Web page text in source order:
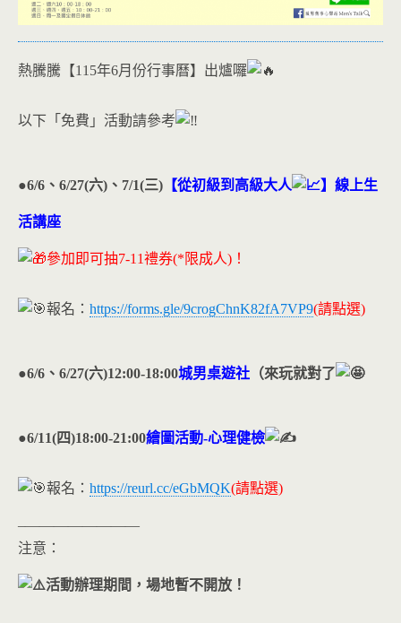
熱騰騰【115年6月份行事曆】出爐囉
以下「免費」活動請參考
●6/6、6/27(六)、7/1(三) 【從初級到高級大人 】線上生
活講座
參加即可抽7-11禮券(*限成人)！
報名： https://forms.gle/9crogChnK82fA7VP9(請點選)
●6/6、6/27(六)12:00-18:00城男桌遊社 （來玩就對了
●6/11(四)18:00-21:00繪圖活動-心理健檢
報名： https://reurl.cc/eGbMQK(請點選)
–————————
注意：
活動辦理期間，場地暫不開放！